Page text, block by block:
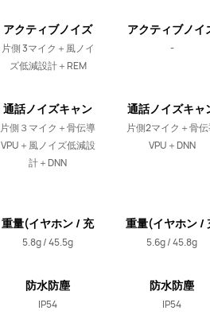
アクティブノイズ
キャンセリング
片側 3マイク＋風ノイ
ズ低減設計＋REM
通話ノイズキャン
セリング
片側３マイク＋骨伝導
VPU＋風ノイズ低減設
計＋DNN
重量(イヤホン / 充
電ケース)
5.8g / 45.5g
防水防塵
IP54
アクティブノイ
キャンセリング
-
通話ノイズキャ
セリング
片側2マイク＋骨
VPU＋DNN
重量(イヤホン /
電ケース)
5.6g / 45.8g
防水防塵
IP54